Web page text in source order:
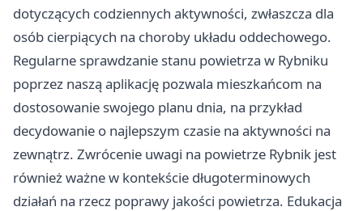
dotyczących codziennych aktywności, zwłaszcza dla
osób cierpiących na choroby układu oddechowego.
Regularne sprawdzanie stanu powietrza w Rybniku
poprzez naszą aplikację pozwala mieszkańcom na
dostosowanie swojego planu dnia, na przykład
decydowanie o najlepszym czasie na aktywności na
zewnątrz. Zwrócenie uwagi na powietrze Rybnik jest
również ważne w kontekście długoterminowych
działań na rzecz poprawy jakości powietrza. Edukacja